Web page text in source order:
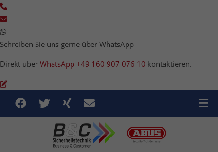
Schreiben Sie uns gerne über WhatsApp
Direkt über WhatsApp +49 160 907 076 10 kontaktieren.